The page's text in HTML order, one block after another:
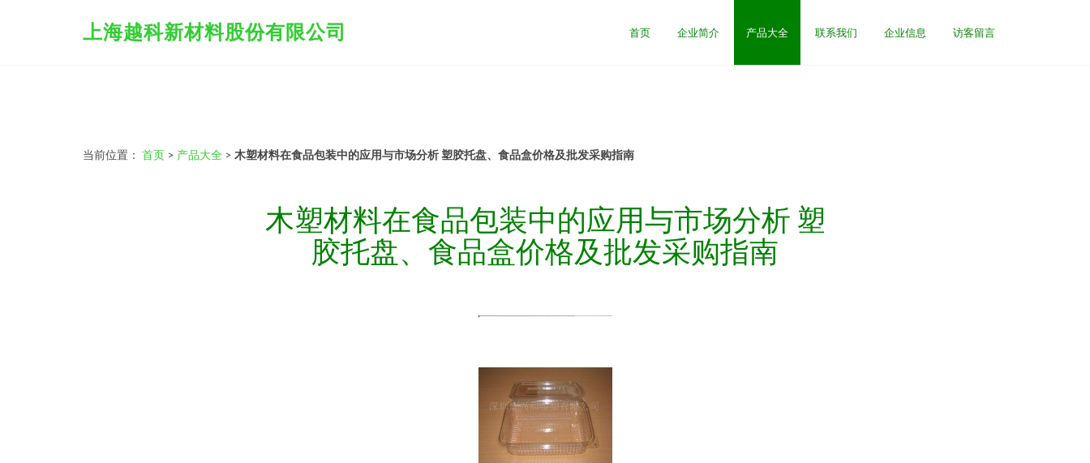
上海越科新材料股份有限公司 首页 企业简介 产品大全 联系我们 企业信息 访客留言
当前位置： 首页 > 产品大全 > 木塑材料在食品包装中的应用与市场分析 塑胶托盘、食品盒价格及批发采购指南
木塑材料在食品包装中的应用与市场分析 塑
胶托盘、食品盒价格及批发采购指南